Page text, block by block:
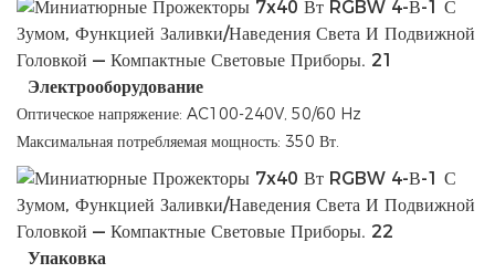
Электрооборудование
Оптическое напряжение: AC100-240V, 50/60 Hz
Максимальная потребляемая мощность: 350 Вт.
Упаковка